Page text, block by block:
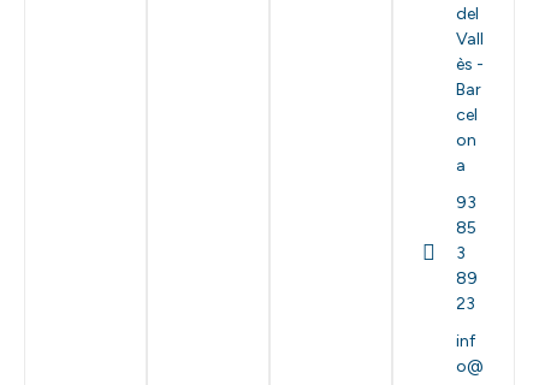
del
Vall
ès -
Bar
cel
on
a
93
85
3
89
23
inf
o@